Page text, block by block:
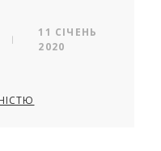
11 СІЧЕНЬ
2020